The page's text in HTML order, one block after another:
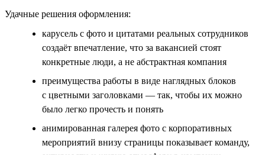
Удачные решения оформления:
карусель с фото и цитатами реальных сотрудников
создаёт впечатление, что за вакансией стоят
конкретные люди, а не абстрактная компания
преимущества работы в виде наглядных блоков
с цветными заголовками — так, чтобы их можно
было легко прочесть и понять
анимированная галерея фото с корпоративных
мероприятий внизу страницы показывает команду,